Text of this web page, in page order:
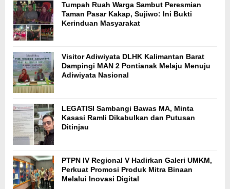
Tumpah Ruah Warga Sambut Peresmian
Taman Pasar Kakap, Sujiwo: Ini Bukti
Kerinduan Masyarakat
Visitor Adiwiyata DLHK Kalimantan Barat
Dampingi MAN 2 Pontianak Melaju Menuju
Adiwiyata Nasional
LEGATISI Sambangi Bawas MA, Minta
Kasasi Ramli Dikabulkan dan Putusan
Ditinjau
PTPN IV Regional V Hadirkan Galeri UMKM,
Perkuat Promosi Produk Mitra Binaan
Melalui Inovasi Digital